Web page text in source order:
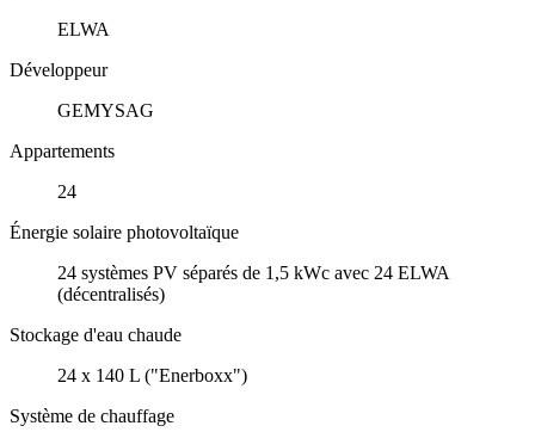
ELWA
Développeur
GEMYSAG
Appartements
24
Énergie solaire photovoltaïque
24 systèmes PV séparés de 1,5 kWc avec 24 ELWA
(décentralisés)
Stockage d'eau chaude
24 x 140 L ("Enerboxx")
Système de chauffage